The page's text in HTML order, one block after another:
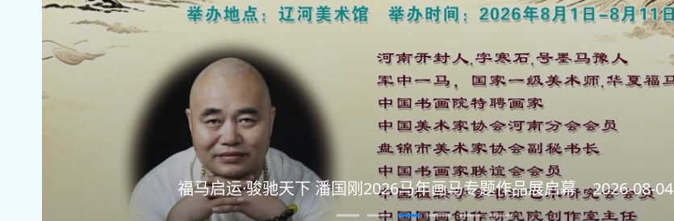
兵心永恒，忠诚担当 沈阳市军旅传统研究会开展颂英雄、助老兵公益活动